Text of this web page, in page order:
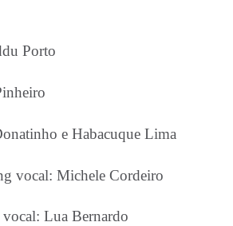
Porto
e Habacuque Lima
vocal: Michele Cordeiro
Lua Bernardo